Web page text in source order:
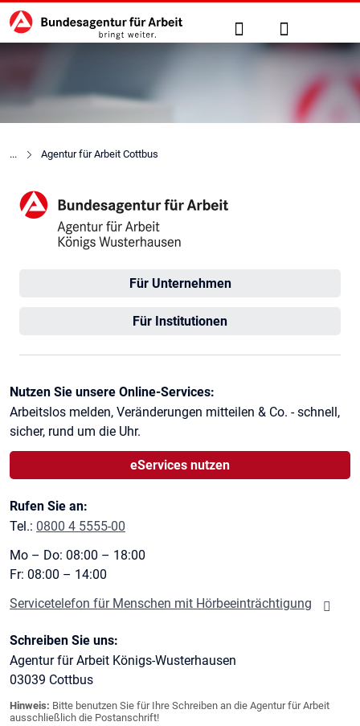
zu den Hauptinhalten springen
Hauptnavigation Suche Anmelden
Agentur für Arbeit Cottbus
Agentur für Arbeit Königs-
Für Unternehmen
Für Institutionen
Kontaktinformationen
Nutzen Sie unsere Online-Services:
Arbeitslos melden, Veränderungen mitteilen & Co. - schnell,
sicher, rund um die Uhr.
eServices nutzen
Rufen Sie an:
Tel.: 0800 4 5555-00
Mo – Do: 08:00 – 18:00
Fr: 08:00 – 14:00
Servicetelefon für Menschen mit Hörbeeinträchtigung
Schreiben Sie uns:
Agentur für Arbeit Königs-Wusterhausen
03039 Cottbus
Hinweis: Bitte benutzen Sie für Ihre Schreiben an die Agentur für Arbeit
ausschließlich die Postanschrift!